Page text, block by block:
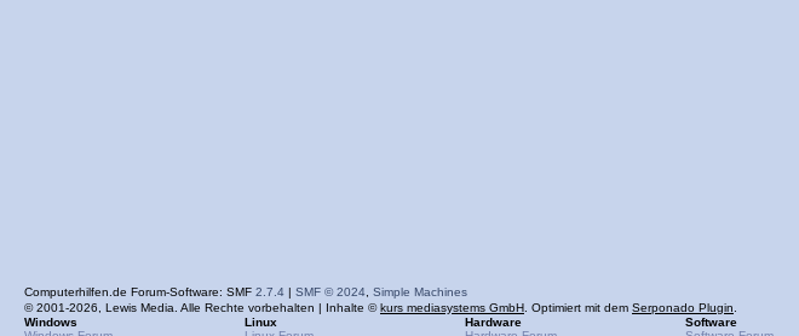
Computerhilfen.de Forum-Software: SMF 2.7.4 | SMF © 2024 Simple Machines
© 2001-2026, Lewis Media. Alle Rechte vorbehalten | Inhalte ©kurs mediasystems GmbH . Optimiert mit dem Serponado Plugin
Windows
Linux
Hardware
Software